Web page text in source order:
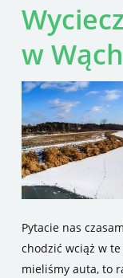
w
Pytacie nas
chodzić wciąż w
mieliśmy auta, to